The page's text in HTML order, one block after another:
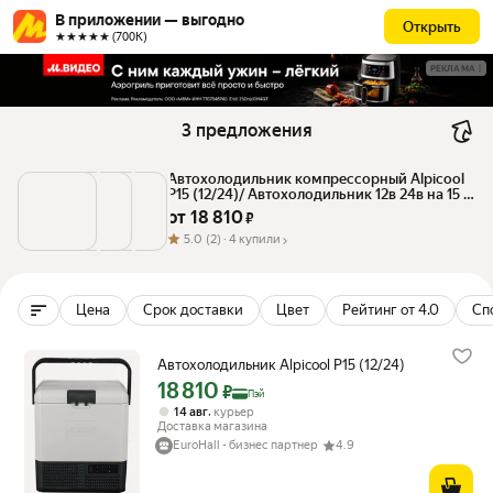
В приложении — выгодно
★★★★★ (700К)
Открыть
РЕКЛАМА
3 предложения
Автохолодильник компрессорный Alpicool
P15 (12/24)/ Автохолодильник 12в 24в на 15
литров
от 18 810 ₽
5.0 (2) · 4 купили
Цена Срок доставки Цвет Рейтинг от 4.0
Автохолодильник Alpicool P15 (12/24)
Цена с картой Яндекс Пэй 18810 ₽ вместо
18 810 ₽ Пэй
14 авг, курьер
Доставка магазина
EuroHall - бизнес партнер
4.9